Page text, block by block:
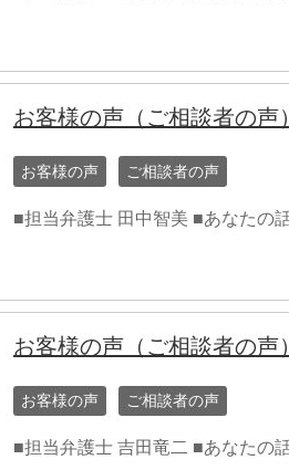
お客様の声（ご相談者の声
お客様の声 ご相談者の声
■担当弁護士 田中智美 ■あなたの
お客様の声（ご相談者の声
お客様の声 ご相談者の声
■担当弁護士 吉田竜二 ■あなたの